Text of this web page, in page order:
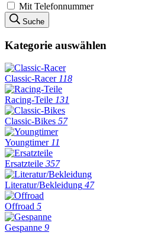
Mit Telefonnummer
Suche
Kategorie auswählen
Classic-Racer 118
Racing-Teile 131
Classic-Bikes 57
Youngtimer 11
Ersatzteile 357
Literatur/Bekleidung 47
Offroad 5
Gespanne 9